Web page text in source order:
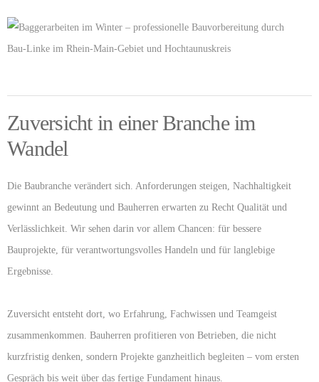
Zuversicht in einer Branche im
Wandel
Die Baubranche verändert sich. Anforderungen steigen, Nachhaltigkeit
gewinnt an Bedeutung und Bauherren erwarten zu Recht Qualität und
Verlässlichkeit. Wir sehen darin vor allem Chancen: für bessere
Bauprojekte, für verantwortungsvolles Handeln und für langlebige
Ergebnisse.
Zuversicht entsteht dort, wo Erfahrung, Fachwissen und Teamgeist
zusammenkommen. Bauherren profitieren von Betrieben, die nicht
kurzfristig denken, sondern Projekte ganzheitlich begleiten – vom ersten
Gespräch bis weit über das fertige Fundament hinaus.